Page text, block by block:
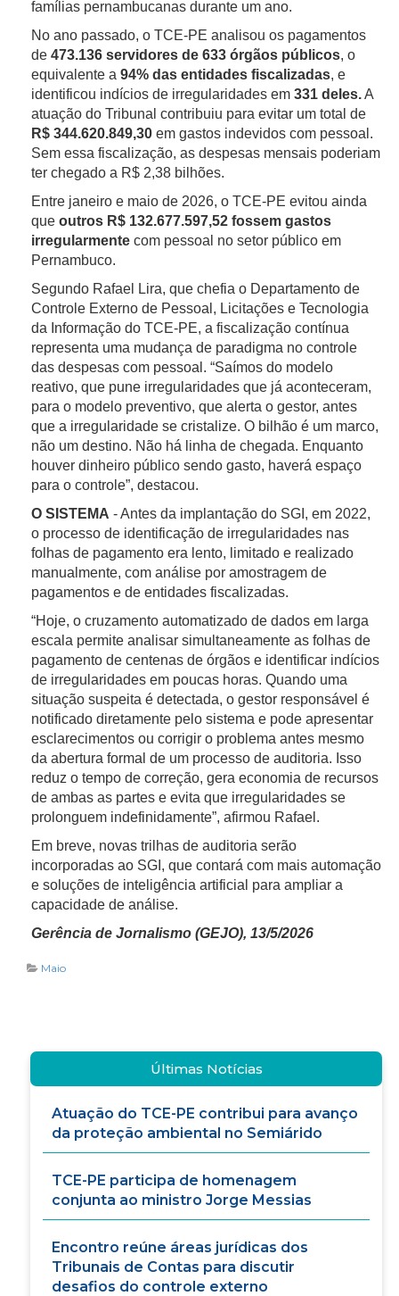
famílias pernambucanas durante um ano.
No ano passado, o TCE-PE analisou os pagamentos
de 473.136 servidores de 633 órgãos públicos, o
equivalente a 94% das entidades fiscalizadas, e
identificou indícios de irregularidades em 331 deles.A
atuação do Tribunal contribuiu para evitar um total de
R$ 344.620.849,30 em gastos indevidos com pessoal.
Sem essa fiscalização, as despesas mensais poderiam
ter chegado a R$ 2,38 bilhões.
Entre janeiro e maio de 2026, o TCE-PE evitou ainda
que outros R$ 132.677.597,52 fossem gastos
irregularmente com pessoal no setor público em
Pernambuco.
Segundo Rafael Lira, que chefia o Departamento de
Controle Externo de Pessoal, Licitações e Tecnologia
da Informação do TCE-PE, a fiscalização contínua
representa uma mudança de paradigma no controle
das despesas com pessoal. “Saímos do modelo
reativo, que pune irregularidades que já aconteceram,
para o modelo preventivo, que alerta o gestor, antes
que a irregularidade se cristalize. O bilhão é um marco,
não um destino. Não há linha de chegada. Enquanto
houver dinheiro público sendo gasto, haverá espaço
para o controle”, destacou.
O SISTEMA - Antes da implantação do SGI, em 2022,
o processo de identificação de irregularidades nas
folhas de pagamento era lento, limitado e realizado
manualmente, com análise por amostragem de
pagamentos e de entidades fiscalizadas.
“Hoje, o cruzamento automatizado de dados em larga
escala permite analisar simultaneamente as folhas de
pagamento de centenas de órgãos e identificar indícios
de irregularidades em poucas horas. Quando uma
situação suspeita é detectada, o gestor responsável é
notificado diretamente pelo sistema e pode apresentar
esclarecimentos ou corrigir o problema antes mesmo
da abertura formal de um processo de auditoria. Isso
reduz o tempo de correção, gera economia de recursos
de ambas as partes e evita que irregularidades se
prolonguem indefinidamente”, afirmou Rafael.
Em breve, novas trilhas de auditoria serão
incorporadas ao SGI, que contará com mais automação
e soluções de inteligência artificial para ampliar a
capacidade de análise.
Gerência de Jornalismo (GEJO), 13/5/2026
Maio
Últimas Notícias
Atuação do TCE-PE contribui para avanço
da proteção ambiental no Semiárido
TCE-PE participa de homenagem
conjunta ao ministro Jorge Messias
Encontro reúne áreas jurídicas dos
Tribunais de Contas para discutir
desafios do controle externo